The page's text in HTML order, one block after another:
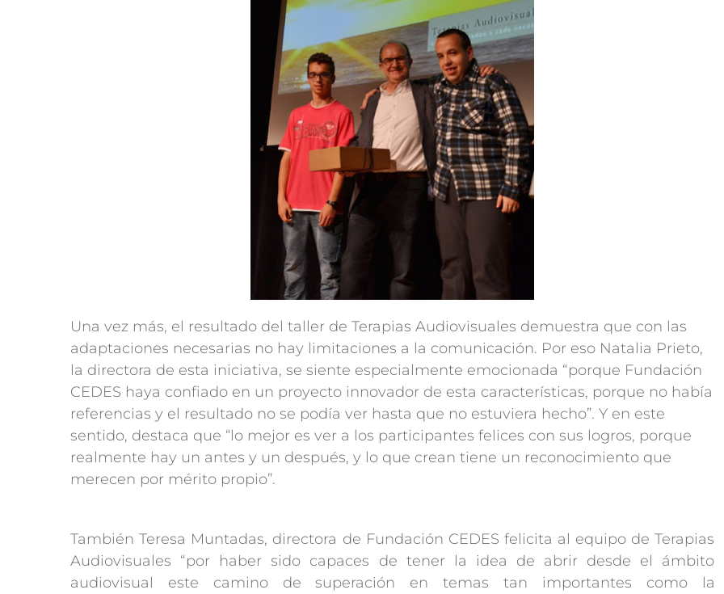
Una vez más, el resultado del taller de Terapias Audiovisuales demuestra que con las
adaptaciones necesarias no hay limitaciones a la comunicación. Por eso Natalia Prieto,
la directora de esta iniciativa, se siente especialmente emocionada “porque Fundación
CEDES haya confiado en un proyecto innovador de esta características, porque no había
referencias y el resultado no se podía ver hasta que no estuviera hecho”. Y en este
sentido, destaca que “lo mejor es ver a los participantes felices con sus logros, porque
realmente hay un antes y un después, y lo que crean tiene un reconocimiento que
merecen por mérito propio”.
También Teresa Muntadas, directora de Fundación CEDES felicita al equipo de Terapias
Audiovisuales “por haber sido capaces de tener la idea de abrir desde el ámbito
audiovisual este camino de superación en temas tan importantes como la